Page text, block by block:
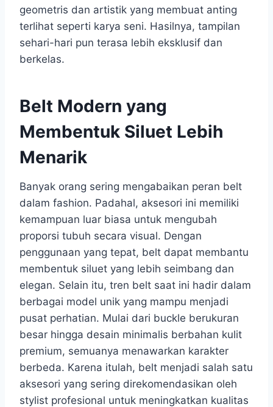
geometris dan artistik yang membuat anting
terlihat seperti karya seni. Hasilnya, tampilan
sehari-hari pun terasa lebih eksklusif dan
berkelas.
Belt Modern yang
Membentuk Siluet Lebih
Menarik
Banyak orang sering mengabaikan peran belt
dalam fashion. Padahal, aksesori ini memiliki
kemampuan luar biasa untuk mengubah
proporsi tubuh secara visual. Dengan
penggunaan yang tepat, belt dapat membantu
membentuk siluet yang lebih seimbang dan
elegan. Selain itu, tren belt saat ini hadir dalam
berbagai model unik yang mampu menjadi
pusat perhatian. Mulai dari buckle berukuran
besar hingga desain minimalis berbahan kulit
premium, semuanya menawarkan karakter
berbeda. Karena itulah, belt menjadi salah satu
aksesori yang sering direkomendasikan oleh
stylist profesional untuk meningkatkan kualitas